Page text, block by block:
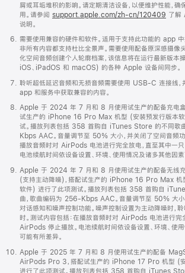
屑或耳垢堆积的影响。请定期清洁设备，以便维护性能，确
用。请参阅 support.apple.com/zh-cn/120409 了解
说明。
需要使用兼容的硬件和软件。适用于支持此功能的 app 中
非所有内容都支持杜比全景声。需要使用配备原深感摄
化空间音频创建个人轮廓档案，该信息将在运行最新版本
iOS、iPadOS 和 macOS) 的各种 Apple 设备间同步。
聆听超低延迟音频和无损音频需要使用 USB-C 连接线，
app 和服务中获取兼容的内容。
Apple 于 2024 年 7 月和 8 月使用试生产的配备充电
试生产的 iPhone 16 Pro Max 机型 (安装预发行版本软
试。播放列表包括 358 首购自 iTunes Store 的不同歌
Kbps AAC。音量调节至 50% 大小，并关闭了空间音频功
播放音频时对 AirPods 电池进行完全放电，直至其中一
电池续航时间依设备设置、环境、使用情况及诸多其他因素
Apple 于 2024 年 7 月和 8 月使用试生产的配备无线
(支持主动降噪)，搭配试生产的 iPhone 16 Pro Max 机
软件) 进行了此项测试。播放列表包括 358 首购自
曲，歌曲编码为 256-Kbps AAC。音量调节至 50% 大小
对话感知和噪声控制功能。噪声控制设置为主动降噪时，
时。测试内容包括：在播放音频时对 AirPods 电池进行完
AirPods 停止播放。电池续航时间依设备设置、环境、使
可能有所差异。
Apple 于 2025 年 7 月和 8 月使用试生产的配备
AirPods Pro 3，搭配试生产的 iPhone 17 Pro 机型 (
进行了此项测试。播放列表包括 358 首购自 iTunes